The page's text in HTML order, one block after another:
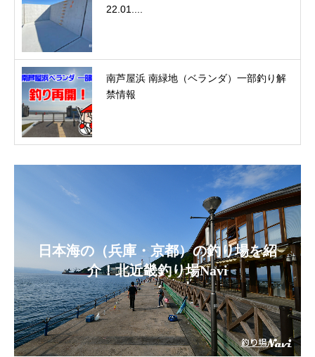
22.01....
南芦屋浜 南緑地（ベランダ）一部釣り解
禁情報
日本海の（兵庫・京都）の釣り場を紹
介！北近畿釣り場Navi